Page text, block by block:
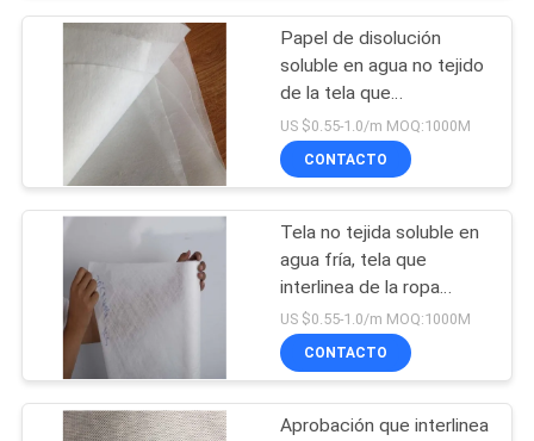
CONTROL
CALIDAD
NOTICIAS
SOLICITAR
UNA CITA
MAPA
Papel de disolución
soluble en agua no tejido
de la tela que
interlinea/del agua
grabado en relieve
diseñado
US $0.55-1.0/m MOQ:1000M
CONTACTO
Tela no tejida soluble en
agua fría, tela que
interlinea de la ropa
soluble
US $0.55-1.0/m MOQ:1000M
CONTACTO
Aprobación que interlinea